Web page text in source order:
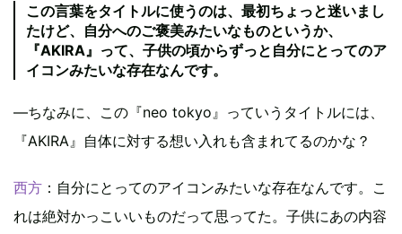
この言葉をタイトルに使うのは、最初ちょっと迷いまし
たけど、自分へのご褒美みたいなものというか、
『AKIRA』って、子供の頃からずっと自分にとってのア
イコンみたいな存在なんです。
―ちなみに、この『neo tokyo』っていうタイトルには、
『AKIRA』自体に対する想い入れも含まれてるのかな？
西方 ：自分にとってのアイコンみたいな存在なんです。こ
れは絶対かっこいいものだって思ってた。子供にあの内容